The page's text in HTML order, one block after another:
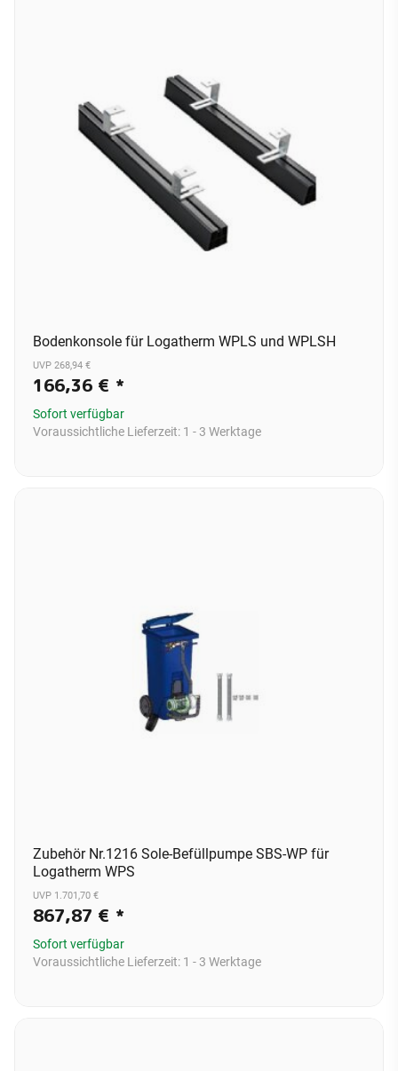
Bodenkonsole für Logatherm WPLS und WPLSH
UVP 268,94 €
166,36 € *
Sofort verfügbar
Voraussichtliche Lieferzeit: 1 - 3 Werktage
Zubehör Nr.1216 Sole-Befüllpumpe SBS-WP für
Logatherm WPS
UVP 1.701,70 €
867,87 € *
Sofort verfügbar
Voraussichtliche Lieferzeit: 1 - 3 Werktage